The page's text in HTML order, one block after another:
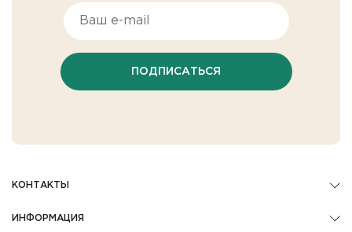
ПОДПИСАТЬСЯ
КОНТАКТЫ
ИНФОРМАЦИЯ